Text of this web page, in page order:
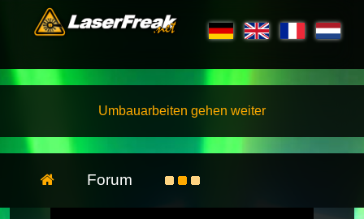
Umbauarbeiten gehen weiter
Forum